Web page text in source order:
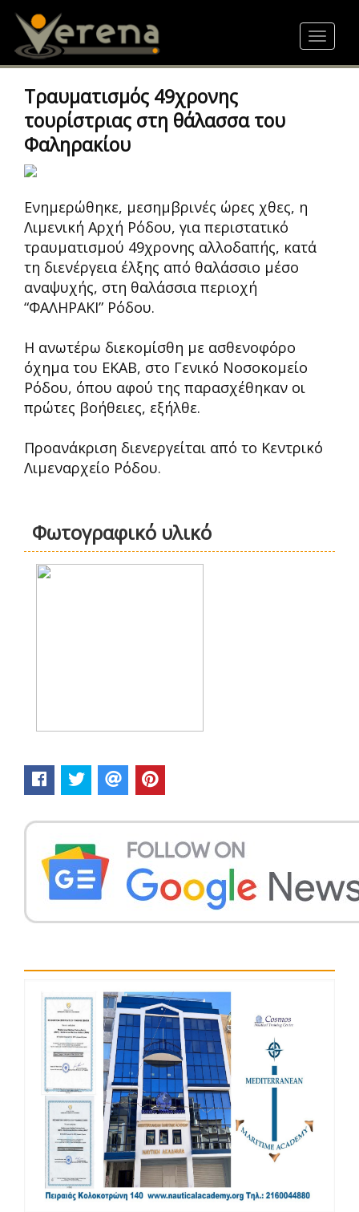
content
Toggle
Τραυματισμός 49χρονης
τουρίστριας στη θάλασσα του
Φαληρακίου
Ενημερώθηκε, μεσημβρινές ώρες χθες, η
Λιμενική Αρχή Ρόδου, για περιστατικό
τραυματισμού 49χρονης αλλοδαπής, κατά
τη διενέργεια έλξης από θαλάσσιο μέσο
αναψυχής, στη θαλάσσια περιοχή
“ΦΑΛΗΡΑΚΙ” Ρόδου.
Η ανωτέρω διεκομίσθη με ασθενοφόρο
όχημα του ΕΚΑΒ, στο Γενικό Νοσοκομείο
Ρόδου, όπου αφού της παρασχέθηκαν οι
πρώτες βοήθειες, εξήλθε.
Προανάκριση διενεργείται από το Κεντρικό
Λιμεναρχείο Ρόδου.
Φωτογραφικό υλικό